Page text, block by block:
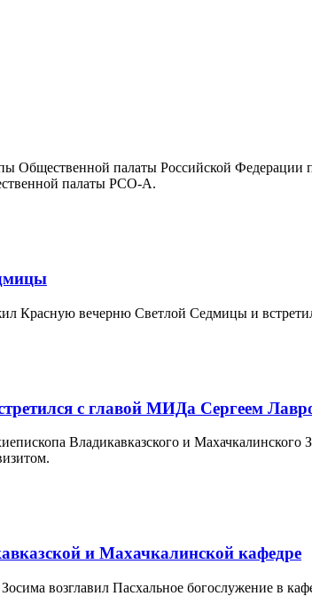
Общественной палаты Российской Федерации
палаты РСО-А.
Красную вечерню Светлой Седмицы и
с главой МИДа Сергеем
Владикавказского и
и Махачкалинской кафедре
возглавил Пасхальное богослужение в